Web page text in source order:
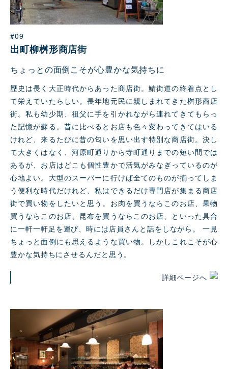
#09
出町柳桝形商店街
ちょっとの面倒こそが心豊かな気持ちに
歴史は⻑く大正時代からあった商店街。鯖街道の終着点とし
て栄えていたらしい。⻑年地元⺠に親しまれてきた桝形商店
街。私も幼少期、祖父に手を引かれながら連れてきてもらっ
た記憶が蘇る。昔に比べるとお店も色々変わってきてはいる
けれど、来るたびに昔の匂いを思い出す特別な商店街。決し
て大きくはなく、河原町通りから寺町通りまでの短い間では
あるが、お店はどこも個性豊かで活気がみなぎっているのが
心地よい。大型のスーパーに行けば全てのものが揃ってしま
う便利な時代だけれど、私はできるだけ専門店が集まる商店
街で買い物をしたいと思う。お肉を買うならこのお店、果物
買うならこのお店、昆布を買うならこのお店、といった具合
に一軒一軒足を運び、時には店員さんと話をしながら。 一見
ちょっと面倒にも思えるような買い物。しかしこれこそが心
豊かな気持ちにさせるんだと思う。
詳細ページへ